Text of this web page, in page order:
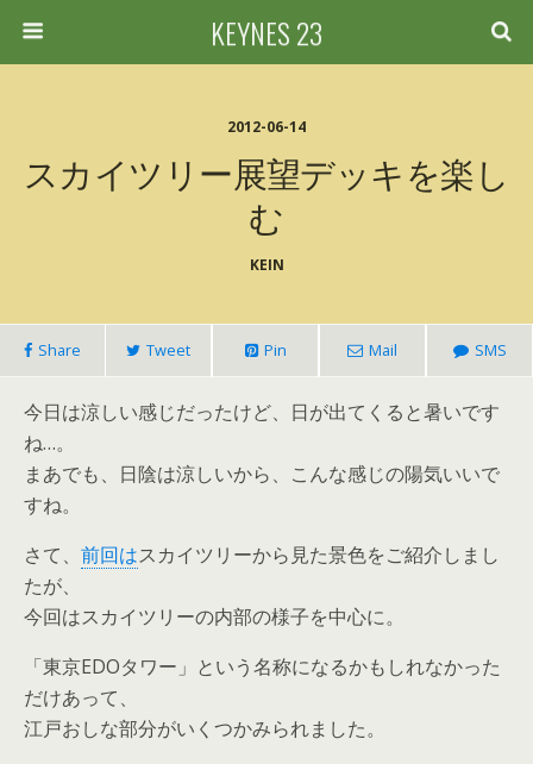
KEYNES 23
2012-06-14
スカイツリー展望デッキを楽し
む
KEIN
Share Tweet Pin Mail SMS
今日は涼しい感じだったけど、日が出てくると暑いです
ね…。
まあでも、日陰は涼しいから、こんな感じの陽気いいで
すね。
さて、 前回はスカイツリーから見た景色をご紹介しまし
たが、
今回はスカイツリーの内部の様子を中心に。
「東京EDOタワー」という名称になるかもしれなかった
だけあって、
江戸おしな部分がいくつかみられました。